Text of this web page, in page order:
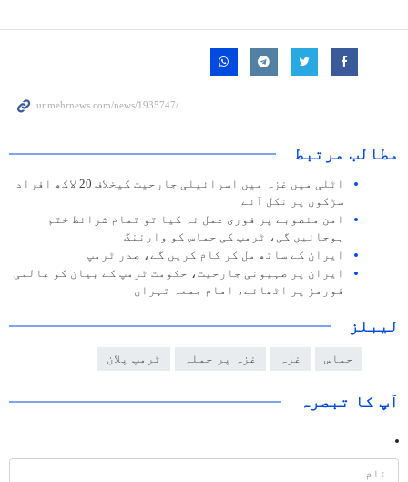
مطالب مرتبط
اٹلی میں غزہ میں اسرائیلی جارحیت کیخلاف 20 لاکھ افراد
سڑکوں پر نکل آئے
امن منصوبے پر فوری عمل نہ کیا تو تمام شرائط ختم
ہوجائیں گی، ٹرمپ کی حماس کو وارننگ
ایران کے ساتھ مل کر کام کریں گے، صدر ٹرمپ
ایران پر صہیونی جارحیت، حکومت ٹرمپ کے بیان کو عالمی
فورمز پر اٹھائے، امام جمعہ تہران
لیبلز
حماس غزہ غزہ پر حملہ ٹرمپ پلان
آپ کا تبصرہ